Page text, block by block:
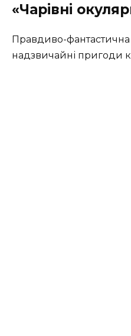
«Чарівні
Правдиво-фантастична
надзвичайні пригоди